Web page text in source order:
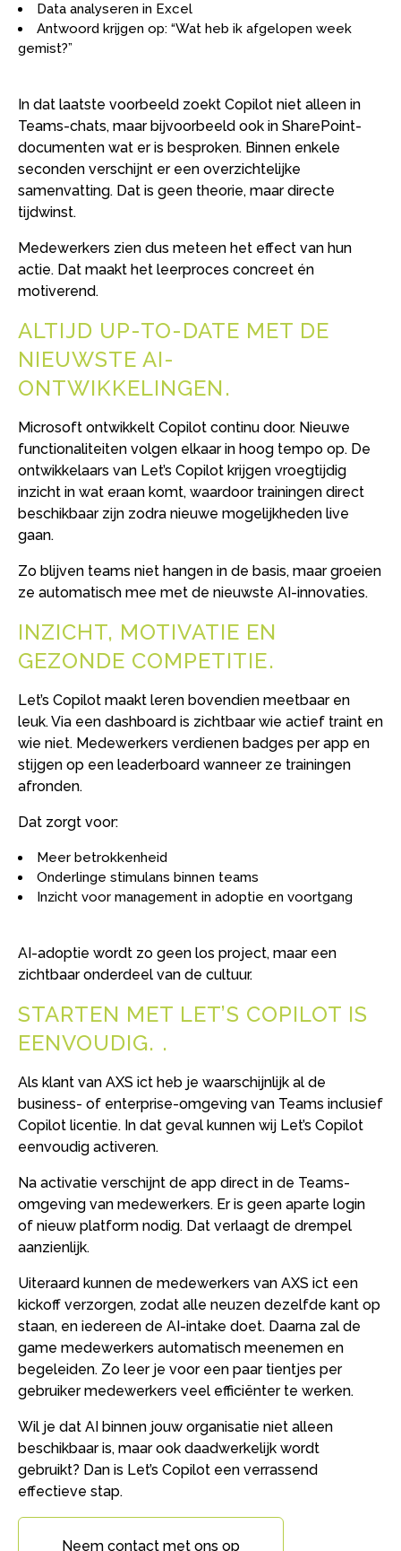
Data analyseren in Excel
Antwoord krijgen op: “Wat heb ik afgelopen week
gemist?”
In dat laatste voorbeeld zoekt Copilot niet alleen in
Teams-chats, maar bijvoorbeeld ook in SharePoint-
documenten wat er is besproken. Binnen enkele
seconden verschijnt er een overzichtelijke
samenvatting. Dat is geen theorie, maar directe
tijdwinst.
Medewerkers zien dus meteen het effect van hun
actie. Dat maakt het leerproces concreet én
motiverend.
ALTIJD UP-TO-DATE MET DE
NIEUWSTE AI-
ONTWIKKELINGEN
Microsoft ontwikkelt Copilot continu door. Nieuwe
functionaliteiten volgen elkaar in hoog tempo op. De
ontwikkelaars van Let’s Copilot krijgen vroegtijdig
inzicht in wat eraan komt, waardoor trainingen direct
beschikbaar zijn zodra nieuwe mogelijkheden live
gaan.
Zo blijven teams niet hangen in de basis, maar groeien
ze automatisch mee met de nieuwste AI-innovaties.
INZICHT, MOTIVATIE EN
GEZONDE COMPETITIE
Let’s Copilot maakt leren bovendien meetbaar en
leuk. Via een dashboard is zichtbaar wie actief traint en
wie niet. Medewerkers verdienen badges per app en
stijgen op een leaderboard wanneer ze trainingen
afronden.
Dat zorgt voor:
Meer betrokkenheid
Onderlinge stimulans binnen teams
Inzicht voor management in adoptie en voortgang
AI-adoptie wordt zo geen los project, maar een
zichtbaar onderdeel van de cultuur.
STARTEN MET LET’S COPILOT IS
EENVOUDIG.
Als klant van AXS ict heb je waarschijnlijk al de
business- of enterprise-omgeving van Teams inclusief
Copilot licentie. In dat geval kunnen wij Let’s Copilot
eenvoudig activeren.
Na activatie verschijnt de app direct in de Teams-
omgeving van medewerkers. Er is geen aparte login
of nieuw platform nodig. Dat verlaagt de drempel
aanzienlijk.
Uiteraard kunnen de medewerkers van AXS ict een
kickoff verzorgen, zodat alle neuzen dezelfde kant op
staan, en iedereen de AI-intake doet. Daarna zal de
game medewerkers automatisch meenemen en
begeleiden. Zo leer je voor een paar tientjes per
gebruiker medewerkers veel efficiënter te werken.
Wil je dat AI binnen jouw organisatie niet alleen
beschikbaar is, maar ook daadwerkelijk wordt
gebruikt? Dan is Let’s Copilot een verrassend
effectieve stap.
Neem contact met ons op